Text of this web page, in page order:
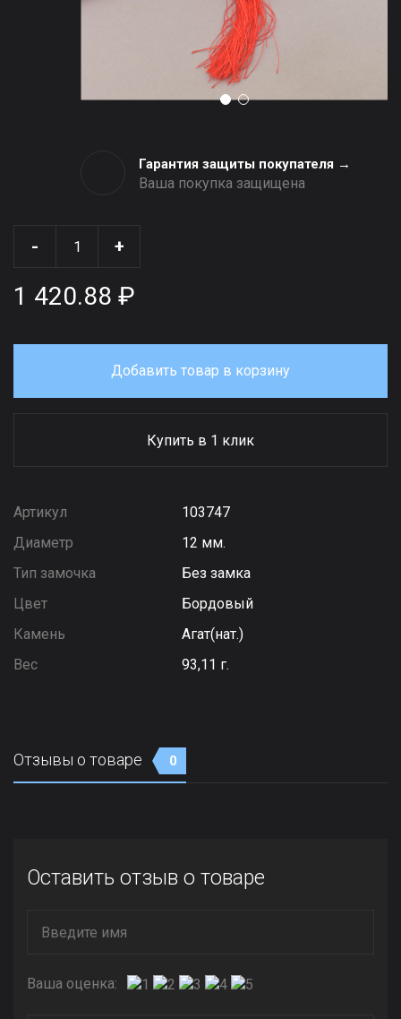
Гарантия защиты покупателя →
Ваша покупка защищена
- +
1 420.88 ₽
Добавить товар в корзину
Купить в 1 клик
Артикул
103747
Диаметр
12 мм.
Тип замочка
Без замка
Цвет
Бордовый
Камень
Агат(нат.)
Вес
93,11 г.
Отзывы о товаре 0
Оставить отзыв о товаре
Ваша оценка: